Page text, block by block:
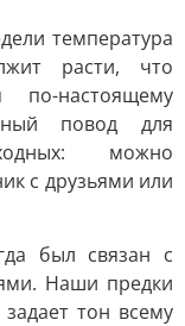
температура
расти, что
по-настоящему
повод для
можно
с друзьями или
был связан с
Наши предки
тон всему